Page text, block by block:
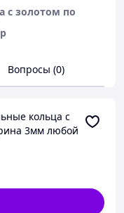
с золотом по
Вопросы (0)
кольца с
3мм любой